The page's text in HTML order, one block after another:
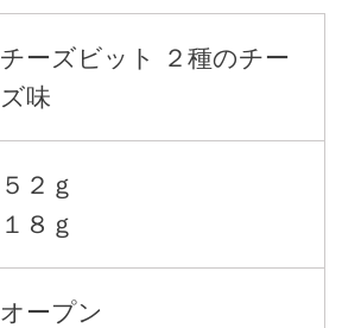
チーズビット ２種のチー
ズ味
５２ｇ
１８ｇ
オープン